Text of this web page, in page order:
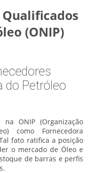
Qualificados
(ONIP)
do Petróleo
ONIP (Organização
como Fornecedora
fato ratifica a posição
o mercado de Óleo e
de barras e perfis